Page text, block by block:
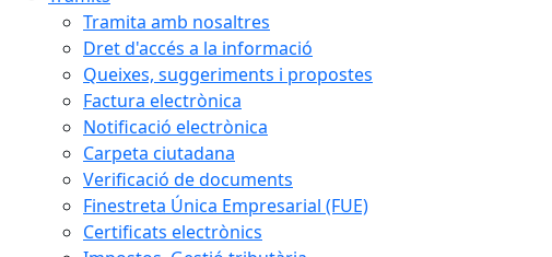
Tramita amb nosaltres
Dret d'accés a la informació
Queixes, suggeriments i propostes
Factura electrònica
Notificació electrònica
Carpeta ciutadana
Verificació de documents
Finestreta Única Empresarial (FUE)
Certificats electrònics